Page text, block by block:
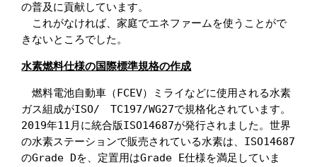
の普及に貢献しています。
これがなければ、家庭でエネファームを使うことがで
きないところでした。
水素燃料仕様の国際標準規格の作成
燃料電池自動車（FCEV）ミライなどに使用される水素
ガス組成がISO/　TC197/WG27で規格化されています。
2019年11月に統合版ISO14687が発行されました。世界
の水素ステーションで販売されている水素は、ISO14687
のGrade Dを、定置用はGrade E仕様を満足していま